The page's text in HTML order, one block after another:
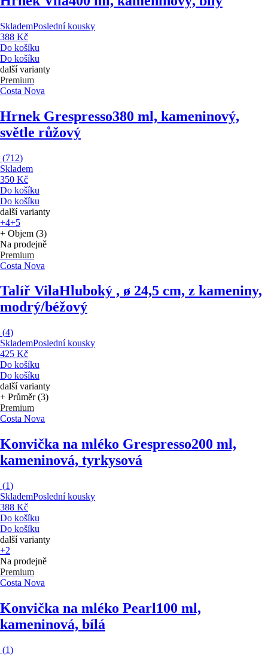
SklademPoslední kousky
388 Kč
Do košíku
Do košíku
další varianty
Premium
Costa Nova
Hrnek Grespresso380 ml, kameninový,
světle růžový
(712)
Skladem
350 Kč
Do košíku
Do košíku
další varianty
+4+5
+ Objem (3)
Na prodejně
Premium
Costa Nova
Talíř VilaHluboký , ø 24,5 cm, z kameniny,
modrý/béžový
(4)
SklademPoslední kousky
425 Kč
Do košíku
Do košíku
další varianty
+ Průměr (3)
Premium
Costa Nova
Konvička na mléko Grespresso200 ml,
kameninová, tyrkysová
(1)
SklademPoslední kousky
388 Kč
Do košíku
Do košíku
další varianty
+2
Na prodejně
Premium
Costa Nova
Konvička na mléko Pearl100 ml,
kameninová, bílá
(1)